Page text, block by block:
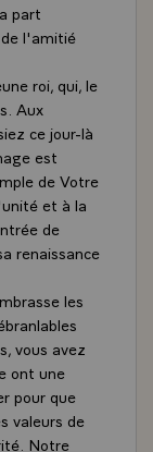
part
l'amitié
roi, qui, le
Aux
ce jour-là
est
de Votre
et à la
de
renaissance
les
vous avez
ont une
pour que
valeurs de
Notre